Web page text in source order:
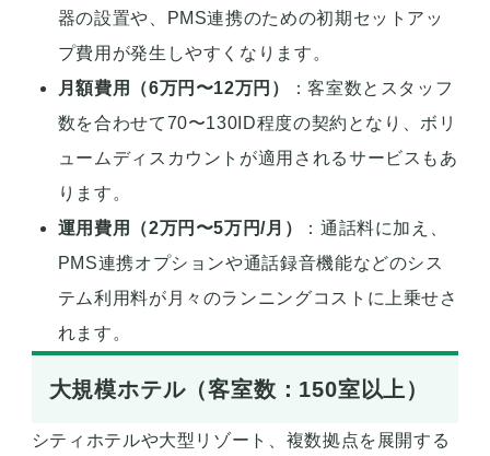
器の設置や、PMS連携のための初期セットアッ
プ費用が発生しやすくなります。
月額費用（6万円〜12万円）
：客室数とスタッフ
数を合わせて70〜130ID程度の契約となり、ボリ
ュームディスカウントが適用されるサービスもあ
ります。
運用費用（2万円〜5万円/月）
：通話料に加え、
PMS連携オプションや通話録音機能などのシス
テム利用料が月々のランニングコストに上乗せさ
れます。
大規模ホテル（客室数：150室以上）
シティホテルや大型リゾート、複数拠点を展開する